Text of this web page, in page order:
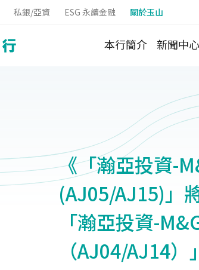
私銀/亞資 ESG 永續金融 關於玉山
本行簡介 新聞中心
《「瀚亞投資-
(AJ05/AJ15)」
「瀚亞投資-
（AJ04/AJ14）